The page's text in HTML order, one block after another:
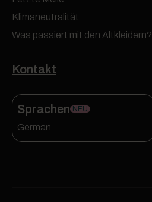
Sprachen NEU
German
Kontakt
Klimaneutralität
Was passiert mit den Altkleidern?